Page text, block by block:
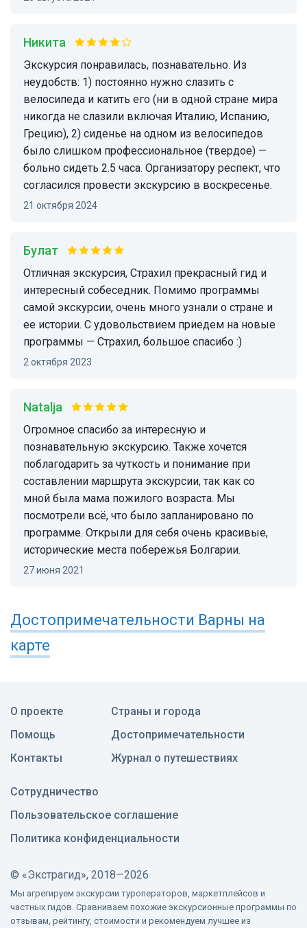
Никита
Экскурсия понравилась, познавательно. Из
неудобств: 1) постоянно нужно слазить с
велосипеда и катить его (ни в одной стране мира
никогда не слазили включая Италию, Испанию,
Грецию), 2) сиденье на одном из велосипедов
было слишком профессиональное (твердое) —
больно сидеть 2.5 часа. Организатору респект, что
согласился провести экскурсию в воскресенье.
21 октября 2024
Булат
Отличная экскурсия, Страхил прекрасный гид и
интересный собеседник. Помимо программы
самой экскурсии, очень много узнали о стране и
ее истории. С удовольствием приедем на новые
программы — Страхил, большое спасибо :)
2 октября 2023
Natalja
Огромное спасибо за интересную и
познавательную экскурсию. Также хочется
поблагодарить за чуткость и понимание при
составлении маршрута экскурсии, так как со
мной была мама пожилого возраста. Мы
посмотрели всё, что было запланировано по
программе. Открыли для себя очень красивые,
исторические места побережья Болгарии.
27 июня 2021
Достопримечательности Варны на
карте
О проекте
Помощь
Контакты
Страны и города
Достопримечательности
Журнал о путешествиях
Сотрудничество
Пользовательское соглашение
Политика конфиденциальности
© «Экстрагид», 2018—2026
Мы агрегируем экскурсии туроператоров, маркетплейсов и
частных гидов. Сравниваем похожие экскурсионные программы по
отзывам, рейтингу, стоимости и рекомендуем лучшее из